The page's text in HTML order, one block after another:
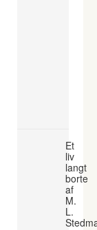
Et
liv
langt
borte
af
M.
L.